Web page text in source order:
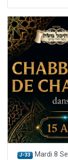
J-33 Mardi 8